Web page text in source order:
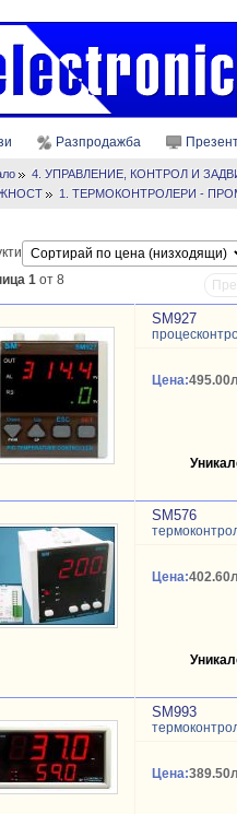
Разпродажба
4. УПРАВЛЕНИЕ, КОНТРОЛ И
1. ТЕРМОКОНТРОЛЕРИ -
1 от 8
SM927
Цена:
SM576
Цена:
SM993
Цена: